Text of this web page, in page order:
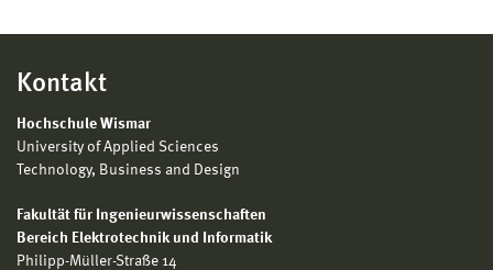
Kontakt
Hochschule Wismar
University of Applied Sciences
Technology, Business and Design
Fakultät für Ingenieurwissenschaften
Bereich Elektrotechnik und Informatik
Philipp-Müller-Straße 14